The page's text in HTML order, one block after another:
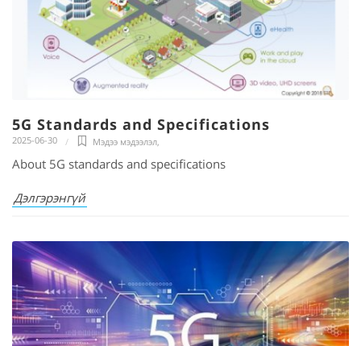
5G Standards and Specifications
2025-06-30 Мэдээ мэдээлэл,
About 5G standards and specifications
Дэлгэрэнгүй